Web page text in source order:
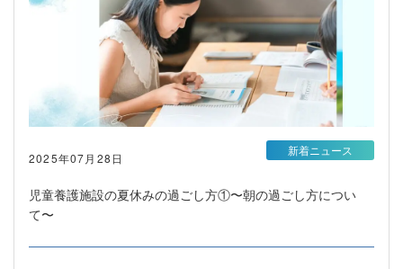
2025年07月28日
児童養護施設の夏休みの過ごし方①〜朝の過ごし方につい
て〜
新着ニュース